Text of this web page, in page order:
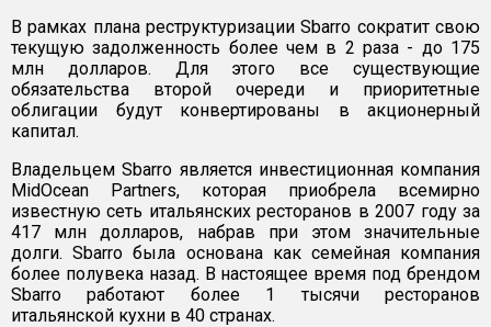
В рамках плана реструктуризации Sbarro сократит свою
текущую задолженность более чем в 2 раза - до 175
млн долларов. Для этого все существующие
обязательства второй очереди и приоритетные
облигации будут конвертированы в акционерный
капитал.
Владельцем Sbarro является инвестиционная компания
MidOcean Partners, которая приобрела всемирно
известную сеть итальянских ресторанов в 2007 году за
417 млн долларов, набрав при этом значительные
долги. Sbarro была основана как семейная компания
более полувека назад. В настоящее время под брендом
Sbarro работают более 1 тысячи ресторанов
итальянской кухни в 40 странах.